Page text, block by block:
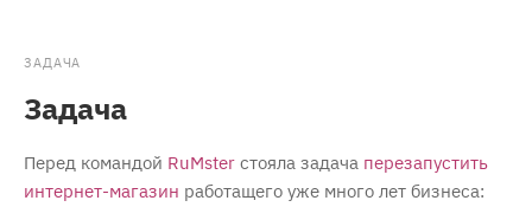
ЗАДАЧА
Задача
Перед командой RuMster стояла задача перезапустить
интернет-магазин работащего уже много лет бизнеса: